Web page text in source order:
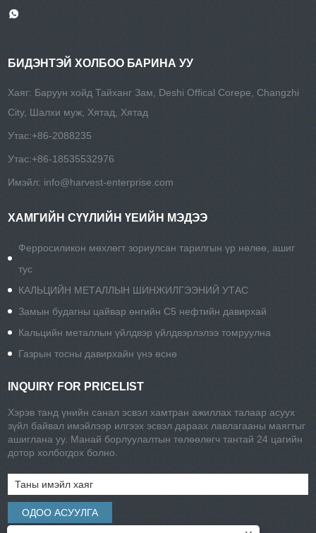
БИДЭНТЭЙ ХОЛБОО БАРИНА УУ
Хаяг: Баруун хойд Тайханг Зам, Deshi Offical Corepe, Changzhi
City, Шалхи муж, Хятад, Хятад
Утас:+86-2088235
Утас:+86-18535532976
Имэйл: info@harvest-enterprise.com
ХАМГИЙН СҮҮЛИЙН ҮЕИЙН МЭДЭЭ
Ферросиликон мөхлөгт зориулсан тарилгын үр нөлөө, ашиг
тус
КАЛЬЦИЙН МЕТАЛЛЫН ШИНЖИЛГЭЭНИЙ УТАС
Замын будагны цайвар өнгийн С5 нефтийн давирхай
Кальцийн металлын үйлдвэр үйлдвэрлэлээ томруулна
Газрын тосны давирхайн үнэ өснө
INQUIRY FOR PRICELIST
Хэрэв танд үнийн санал эсвэл хамтран ажиллах талаар асуух
зүйл байвал имэйлээр илгээх эсвэл дараах лавлагааны маягтыг
ашиглана уу. Манай борлуулалтын төлөөлөгч тантай 24 цагийн
дотор холбогдох болно.